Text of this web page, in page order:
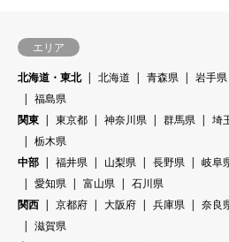
エリア
北海道・東北
北海道 青森県 岩手県
福島県
関東
東京都 神奈川県 群馬県 埼
栃木県
中部
福井県 山梨県 長野県 岐阜
愛知県
富山県
石川県
関西
京都府 大阪府 兵庫県 奈良
滋賀県